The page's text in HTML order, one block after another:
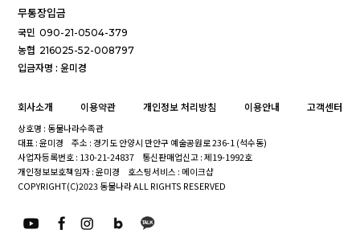
무통장입금
국민 090-21-0504-379
농협 216025-52-008797
입금자명 : 윤미경
회사소개 이용약관 개인정보 처리방침 이용안내 고객센터
상호명 : 동물나라수족관
대표 : 윤미경
주소 : 경기도 안양시 만안구 예술공원로 236-1 (석수동)
사업자등록번호 : 130-21-24837
통신판매업신고 : 제19-1992호
개인정보보호책임자 : 윤미경
호스팅서비스 : 메이크샵
COPYRIGHT(C)2023 동물나라 ALL RIGHTS RESERVED